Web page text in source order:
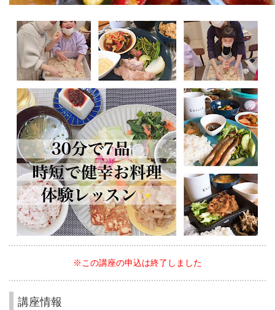
※この講座の申込は終了しました
講座情報